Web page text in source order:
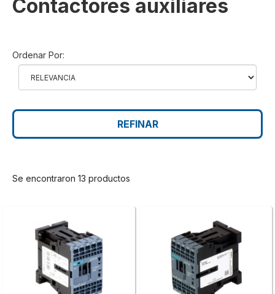
Contactores auxiliares
Ordenar Por:
REFINAR
Se encontraron 13 productos